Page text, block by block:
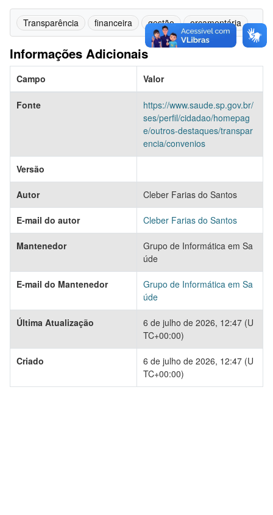
Transparência financeira gestão orçamentária
Informações Adicionais
Campo Valor
Fonte
https://www.saude.sp.gov.br/
ses/perfil/cidadao/homepag
e/outros-destaques/transpar
encia/convenios
Versão
Autor Cleber Farias do Santos
E-mail do autor Cleber Farias do Santos
Mantenedor
Grupo de Informática em Sa
úde
E-mail do Mantenedor
Grupo de Informática em Sa
úde
Última Atualização
6 de julho de 2026, 12:47 (U
TC+00:00)
Criado
6 de julho de 2026, 12:47 (U
TC+00:00)